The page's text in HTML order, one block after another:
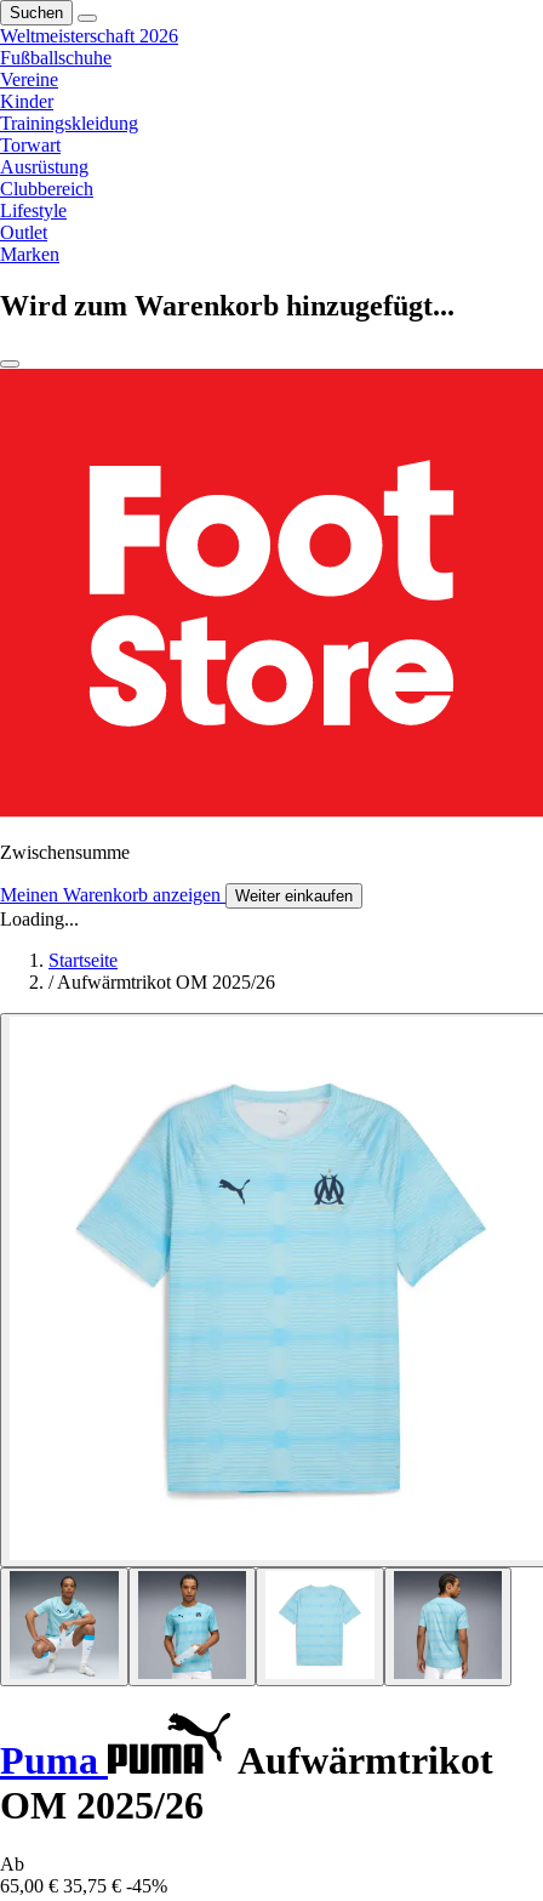
Suchen
Weltmeisterschaft 2026
Fußballschuhe
Vereine
Kinder
Trainingskleidung
Torwart
Ausrüstung
Clubbereich
Lifestyle
Outlet
Marken
Wird zum Warenkorb hinzugefügt...
Zwischensumme
Meinen Warenkorb anzeigen Weiter einkaufen
Loading...
Startseite
/ Aufwärmtrikot OM 2025/26
Puma
Aufwärmtrikot
OM 2025/26
Ab
65,00 € 35,75 € -45%